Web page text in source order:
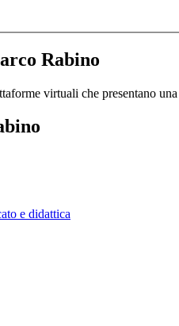
Rabino
virtuali che presentano
e didattica